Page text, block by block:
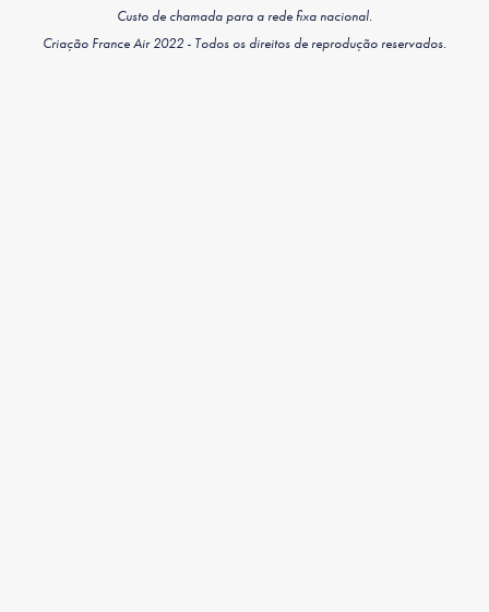
Custo de chamada para a rede fixa nacional.
Criação France Air 2022 - Todos os direitos de reprodução reservados.